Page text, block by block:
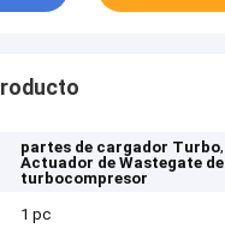
partes de cargador Turbo,
Actuador de Wastegate del
turbocompresor
1 pc